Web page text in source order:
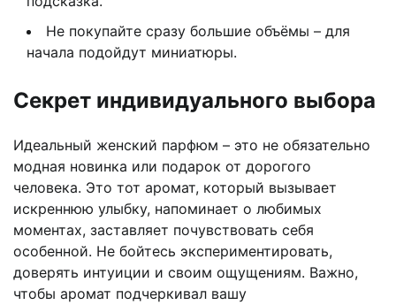
Не покупайте сразу большие объёмы – для
начала подойдут миниатюры.
Секрет индивидуального выбора
Идеальный женский парфюм – это не обязательно
модная новинка или подарок от дорогого
человека. Это тот аромат, который вызывает
искреннюю улыбку, напоминает о любимых
моментах, заставляет почувствовать себя
особенной. Не бойтесь экспериментировать,
доверять интуиции и своим ощущениям. Важно,
чтобы аромат подчеркивал вашу